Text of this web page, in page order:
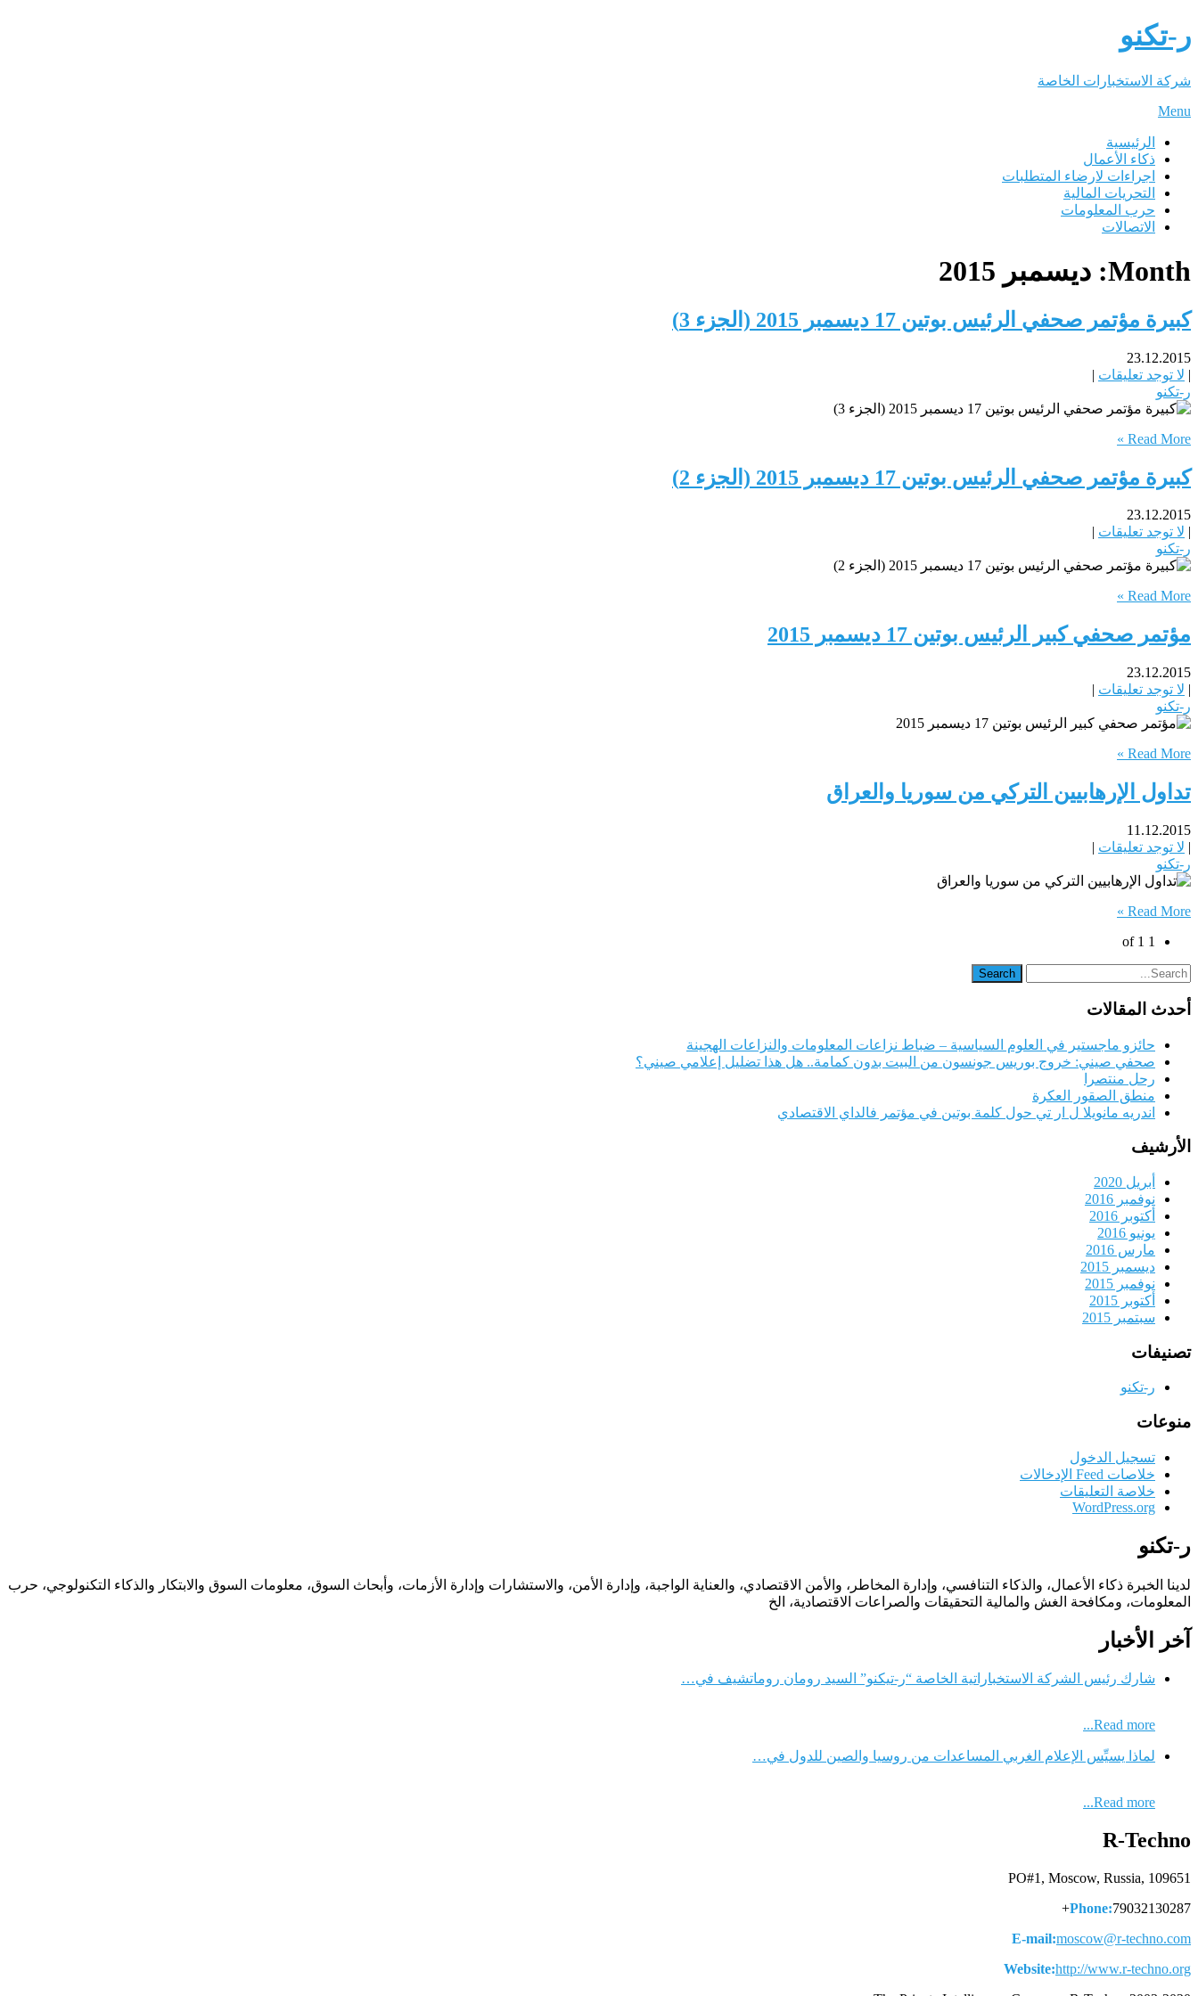
ر-تكنو
شركة الاستخبارات الخاصة
Menu
الرئيسية
ذكاء الأعمال
اجراءات لارضاء المتطلبات
التحريات المالية
حرب المعلومات
الاتصالات
Month: ديسمبر 2015
كبيرة مؤتمر صحفي الرئيس بوتين 17 ديسمبر 2015 (الجزء 3)
23.12.2015
| لا توجد تعليقات |
ر-تكنو
Read More »
كبيرة مؤتمر صحفي الرئيس بوتين 17 ديسمبر 2015 (الجزء 2)
23.12.2015
لا توجد تعليقات
ر-تكنو
Read More »
مؤتمر صحفي كبير الرئيس بوتين 17 ديسمبر 2015
23.12.2015
| لا توجد تعليقات |
ر-تكنو
Read More »
تداول الإرهابيين التركي من سوريا والعراق
11.12.2015
| لا توجد تعليقات |
ر-تكنو
Read More »
1 of 1
أحدث المقالات
حائزو ماجستير في العلوم السياسية – ضباط نزاعات المعلومات والنزاعات الهجينة
صحفي صيني: خروج بوريس جونسون من البيت بدون كمامة.. هل هذا تضليل إعلامي صيني؟
رحل منتصرا
منطق الصقور العكرة
اندريه مانويلا ل ار تي حول كلمة بوتين في مؤتمر فالداي الاقتصادي
الأرشيف
أبريل 2020
نوفمبر 2016
أكتوبر 2016
يونيو 2016
مارس 2016
ديسمبر 2015
نوفمبر 2015
أكتوبر 2015
سبتمبر 2015
تصنيفات
ر-تكنو
منوعات
تسجيل الدخول
خلاصات Feed الإدخالات
خلاصة التعليقات
WordPress.org
ر-تكنو
لدينا الخبرة ذكاء الأعمال، والذكاء التنافسي، وإدارة المخاطر، والأمن الاقتصادي، والعناية الواجبة، وإدارة الأمن، والاستشارات وإدارة الأزمات، وأبحاث السوق، معلومات السوق والابتكار والذكاء التكنولوجي، حرب
المعلومات، ومكافحة الغش والمالية التحقيقات والصراعات الاقتصادية، الخ
آخر الأخبار
شارك رئيس الشركة الاستخباراتية الخاصة “ر-تيكنو” السيد رومان روماتشيف في…
Read more...
لماذا يسيِّس الإعلام الغربي المساعدات من روسيا والصين للدول في…
Read more...
R-Techno
PO#1, Moscow, Russia, 109651
Phone:79032130287+
E-mail:moscow@r-techno.com
Website:http://www.r-techno.org